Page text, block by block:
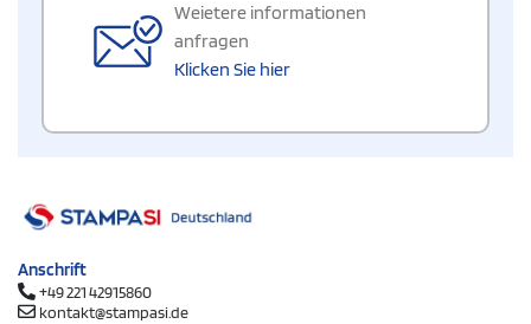
Weietere informationen
anfragen
Klicken Sie hier
Anschrift
+49 221 42915860
kontakt@stampasi.de